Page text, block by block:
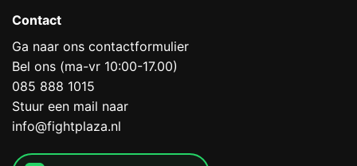
Contact
Ga naar ons contactformulier
Bel ons (ma-vr 10:00-17.00)
085 888 1015
Stuur een mail naar
info@fightplaza.nl